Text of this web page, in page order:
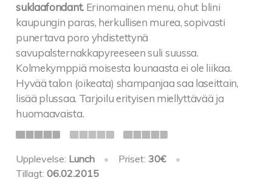
suklaafondant. Erinomainen menu, ohut blini
kaupungin paras, herkullisen murea, sopivasti
punertava poro yhdistettynä
savupalsternakkapyreeseen suli suussa.
Kolmekymppiä moisesta lounaasta ei ole liikaa.
Hyvää talon (oikeata) shampanjaa saa laseittain,
lisää plussaa. Tarjoilu erityisen miellyttävää ja
huomaavaista.
Upplevelse: Lunch • Priset: 30€
•
Tillagt:06.02.2015